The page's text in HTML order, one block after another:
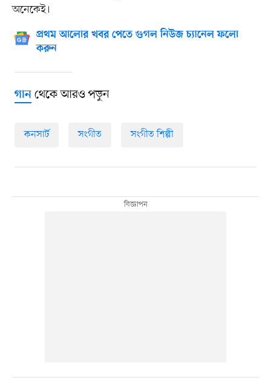
অনেকেই।
প্রথম আলোর খবর পেতে গুগল নিউজ চ্যানেল ফলো
করুন
গানথেকে আরও পড়ুন
কনসার্ট সংগীত সংগীত শিল্পী